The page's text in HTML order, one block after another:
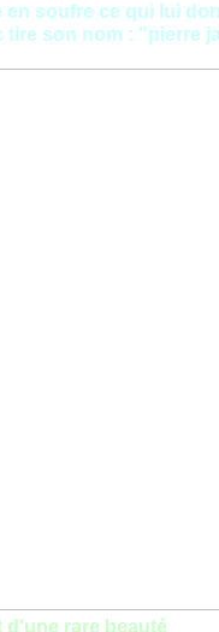
soufre ce qui lui
tire son nom : "pierre
rare beauté